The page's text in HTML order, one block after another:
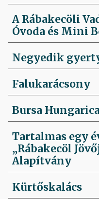
A Rábakecöli
Óvoda és Mini
Negyedik
Falukarácsony
Bursa
Tartalmas egy
„Rábakecöl
Alapítvány
Kürtőskalács